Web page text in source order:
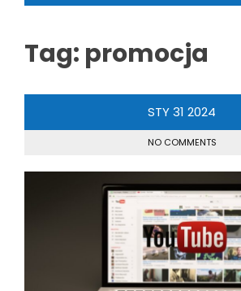
Tag: promocja
STY31 2024
NO COMMENTS